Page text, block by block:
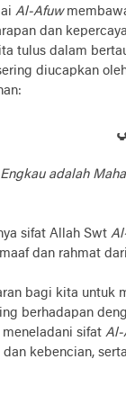
Al-Afuw
dan
tulus dalam
diucapkan
adalah
sifat Allah Swt
dan rahmat
bagi kita untuk
berhadapan
sifat Al-
kebencian,